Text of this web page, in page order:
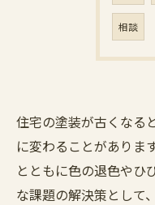
相談
住宅の塗装が古くなる
に変わることがありま
とともに色の退色やひ
な課題の解決策として